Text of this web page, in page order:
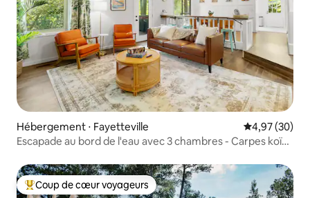
Hébergement ⋅ Fayetteville Évaluation
4,97 (30)
Escapade au bord de l'eau avec 3 chambres - Carpes koï
Coups de cœur voyageurs les plus appréciés
Coup de cœur voyageurs